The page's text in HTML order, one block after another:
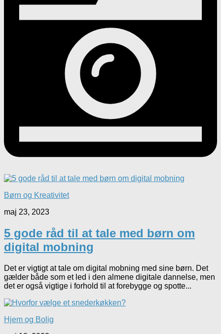
Børn og Kreativitet
maj 23, 2023
5 gode råd til at tale med børn om
digital mobning
Det er vigtigt at tale om digital mobning med sine børn. Det
gælder både som et led i den almene digitale dannelse, men
det er også vigtige i forhold til at forebygge og spotte...
Hjem og Bolig